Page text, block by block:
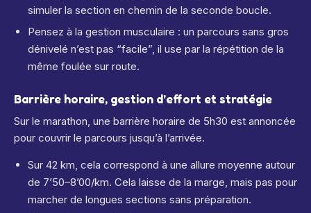
simuler la section en chemin de la seconde boucle.
Pensez à la gestion musculaire : un parcours sans gros
dénivelé n’est pas “facile”, il use par la répétition de la
même foulée sur route.
Barrière horaire, gestion d’effort et stratégie
Sur le marathon, une barrière horaire de 5h30 est annoncée
pour couvrir le parcours jusqu’à l’arrivée.
Sur 42 km, cela correspond à une allure moyenne autour
de 7’50–8’00/km. Cela laisse de la marge, mais pas pour
marcher de longues sections sans préparation.